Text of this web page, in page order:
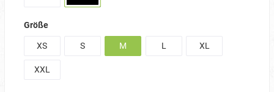
Größe
XS
S M L XL
XXL